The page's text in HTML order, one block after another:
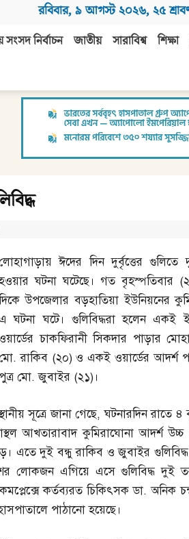
রবিবার, ৯ আগস্ট ২০২৬, ২৫
সংসদ নির্বাচন জাতীয় সারাবিশ্ব শিক্ষা
ঈদের দিন দুর্বৃত্তের
ঘটনা ঘটেছে। গত বৃহস্পতিবার (
উপজেলার বড়হাতিয়া ইউনিয়নের
ঘটনা ঘটে। গুলিবিদ্ধরা হলেন একই
চাকফিরানী সিকদার পাড়ার
.রাকিব (২০)ও একই ওয়ার্ডের আদর্শ
পুত্র মো.জুবাইর (২১)।
সূত্রে জানা গেছে,ঘটনারদিন রাতে ৪
আখতারাবাদ কুমিরাঘোনা আদর্শ
এতে দুই বন্ধু রাকিব ও জুবাইর
লোকজন এগিয়ে এসে গুলিবিদ্ধ দুই
কর্তব্যরত চিকিৎসক ডা.অনিক
পাঠানো হয়েছে।